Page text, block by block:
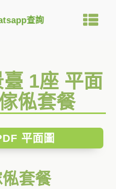
查詢
1座 平面
俬套餐
平面圖
套餐